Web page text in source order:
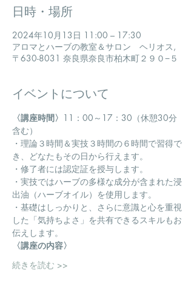
日時・場所
2024年10月13日 11:00 – 17:30
アロマとハーブの教室＆サロン ヘリオス,
〒630-8031 奈良県奈良市柏木町２９０−５
イベントについて
〈講座時間〉 11：00～17：30（休憩30分
含む）
・理論３時間＆実技３時間の６時間で習得で
き、どなたもその日から行えます。
・修了者には認定証を授与します。
・実技ではハーブの多様な成分が含まれた浸
出油（ハーブオイル）を使用します。
・基礎はしっかりと、さらに意識と心を重視
した「気持ちよさ」を共有できるスキルもお
伝えします。
〈講座の内容〉
続きを読む >>